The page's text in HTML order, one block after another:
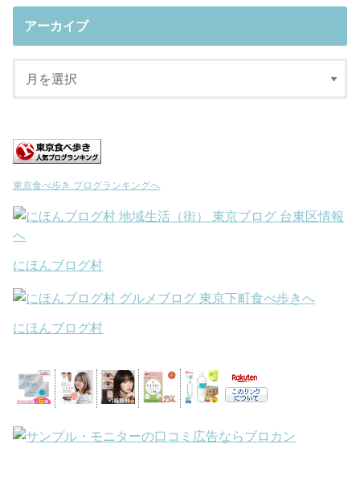
アーカイブ
東京食べ歩き ブログランキングへ
にほんブログ村
にほんブログ村